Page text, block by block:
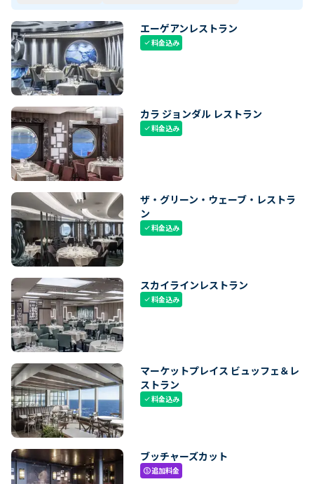
エーゲアンレストラン
check料金込み
カラ ジョンダル レストラン
check料金込み
ザ・グリーン・ウェーブ・レストラ
ン
check料金込み
スカイラインレストラン
check料金込み
マーケットプレイス ビュッフェ＆レ
ストラン
check料金込み
ブッチャーズカット
paid追加料金